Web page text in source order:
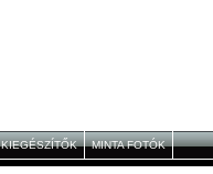
KIEGÉSZÍTŐK MINTA FOTÓK